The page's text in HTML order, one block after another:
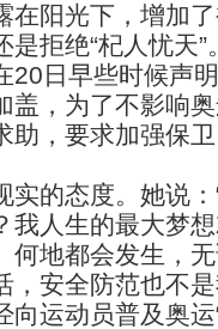
在阳光下，增加
是拒绝“杞人忧天”
日早些时候声明
盖，为了不影响
助，要求加强保
实的态度。她说
我人生的最大梦
何地都会发生，
，安全防范也不
运动员普及奥运